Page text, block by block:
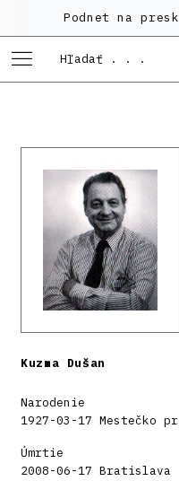
Podnet na
Kuzma Dušan
Narodenie
1927-03-17 Mestečko
Úmrtie
2008-06-17 Bratislava